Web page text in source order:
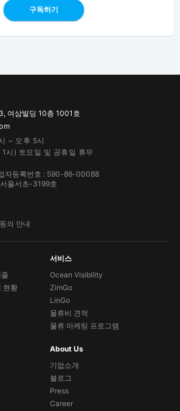
구독하기
여삼빌딩 10층 1001호
~ 오후 5시
시) 토요일 및 공휴일 휴무
자등록번호 : 590-86-00088
울서초-3199호
의 안내
현황
서비스
Ocean Visibility
ZimGo
LinGo
물류비 견적
물류 마케팅 프로그램
About Us
기업소개
블로그
Press
Career